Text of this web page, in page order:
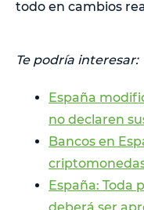
todo en cambios
Te podría interesar:
España
no declaren
Bancos en
España: Toda
deberá ser